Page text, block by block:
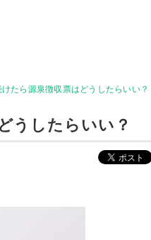
たら源泉徴収票はどうしたらいい？
うしたらいい？